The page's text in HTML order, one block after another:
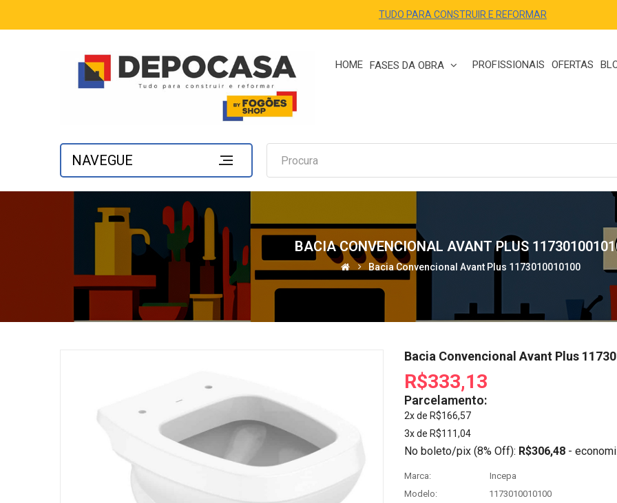
TUDO PARA CONSTRUIR E REFORMAR
HOME FASES DA OBRA PROFISSIONAIS OFERTAS
NAVEGUE
BACIA CONVENCIONAL AVANT PLUS
Bacia Convencional Avant Plus 1173010010100
Bacia Convencional Avant Plus
R$333,13
Parcelamento:
2x de R$166,57
3x de R$111,04
No boleto/pix (8% Off): R$306,48 -
Marca:
Incepa
Modelo:
1173010010100